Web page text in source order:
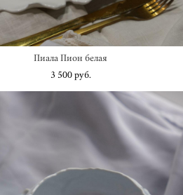
Пиала Пион белая
3 500 pуб.